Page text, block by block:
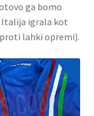
ga bomo
Italija igrala kot
lahki opremi).